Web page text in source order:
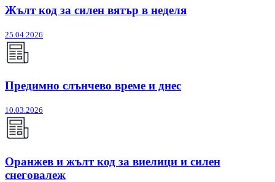
Жълт код за силен вятър в неделя
25.04.2026
Предимно слънчево време и днес
10.03.2026
Оранжев и жълт код за виелици и силен
снеговалеж